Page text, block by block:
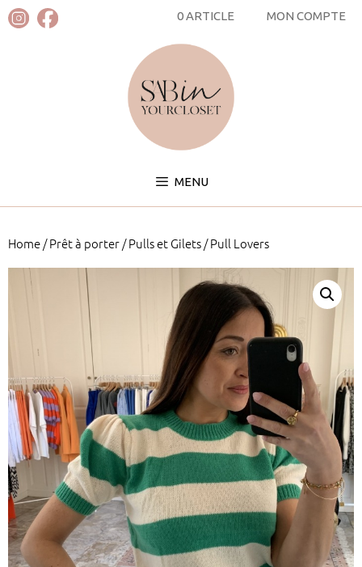
Aller
MON COMPTE
0 ARTICLE
MENU
Home/Prêt à porter/Pulls et Gilets/ Pull Lovers